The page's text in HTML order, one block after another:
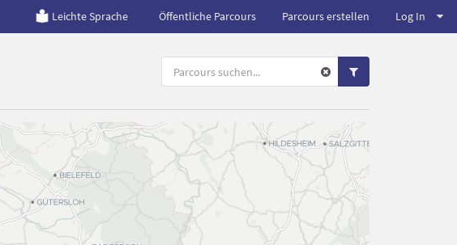
Leichte Sprache Öffentliche Parcours Parcours erstellen Log In